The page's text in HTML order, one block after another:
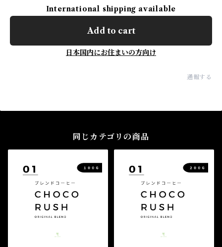
International shipping available
Add to cart
日本国内にお住まいの方向け
通報する
同じカテゴリの商品